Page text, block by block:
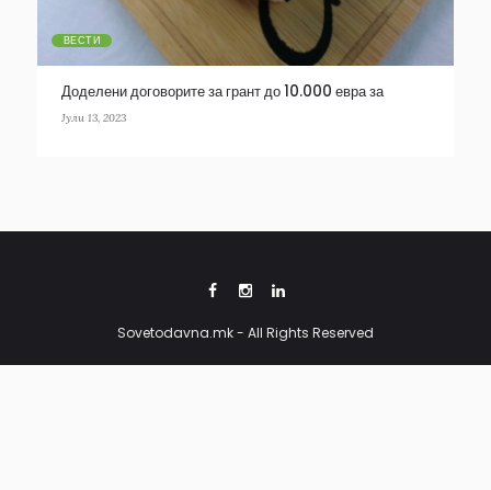
ВЕСТИ
Доделени договорите за грант до 10.000 евра за
земјоделски производители на храна од животинско
потекло
Јули 13, 2023
Sovetodavna.mk - All Rights Reserved